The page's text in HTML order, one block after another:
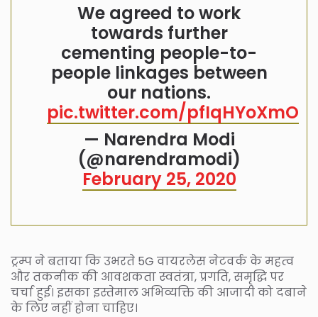
We agreed to work
towards further
cementing people-to-
people linkages between
our nations.
pic.twitter.com/pfIqHYoXmO
— Narendra Modi
(@narendramodi)
February 25, 2020
ट्रम्प ने बताया कि उभरते 5G वायरलेस नेटवर्क के महत्व
और तकनीक की आवशकता स्वतंत्रा, प्रगति, समृद्धि पर
चर्चा हुई। इसका इस्तेमाल अभिव्यक्ति की आजादी को दबाने
के लिए नहीं होना चाहिए।